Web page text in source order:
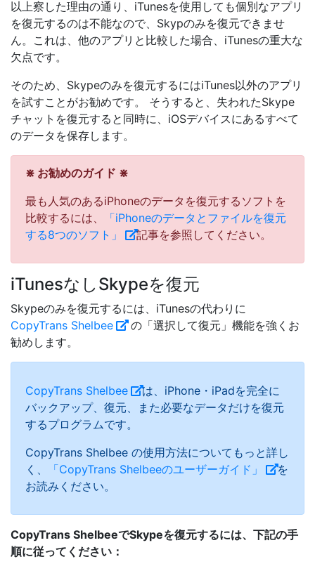
以上察した理由の通り、iTunesを使用しても個別なアプリ
を復元するのは不能なので、Skypのみを復元できませ
ん。これは、他のアプリと比較した場合、iTunesの重大な
欠点です。
そのため、Skypeのみを復元するにはiTunes以外のアプリ
を試すことがお勧めです。 そうすると、失われたSkype
チャットを復元すると同時に、iOSデバイスにあるすべて
のデータを保存します。
⋇ お勧めのガイド ⋇
最も人気のあるiPhoneのデータを復元するソフトを
比較するには、
「iPhoneのデータとファイルを復元
する8つのソフト」
記事を参照してください。
iTunesなしSkypeを復元
Skypeのみを復元するには、iTunesの代わりに
CopyTrans Shelbee
の「選択して復元」機能を強くお
勧めします。
CopyTrans Shelbee
は、iPhone・iPadを完全に
バックアップ、復元、また必要なデータだけを復元
するプログラムです。
CopyTrans Shelbee の使用方法についてもっと詳し
く、
「CopyTrans Shelbeeのユーザーガイド」
を
お読みください。
CopyTrans ShelbeeでSkypeを復元するには、下記の手
順に従ってください：